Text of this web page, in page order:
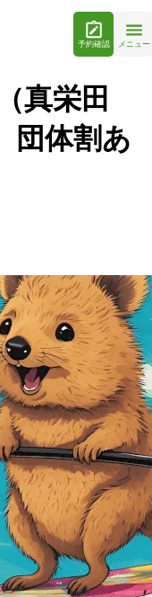
予約確認 メニュー
真栄田
団体割あ